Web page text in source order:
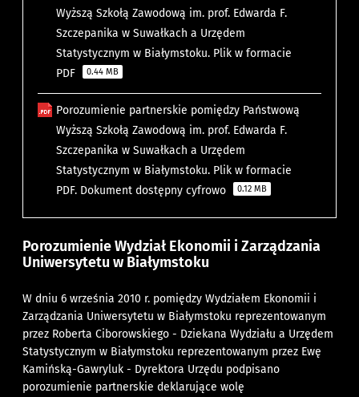
Wyższą Szkołą Zawodową im. prof. Edwarda F.
Szczepanika w Suwałkach a Urzędem
Statystycznym w Białymstoku. Plik w formacie
PDF
0.44 MB
Porozumienie partnerskie pomiędzy Państwową
Wyższą Szkołą Zawodową im. prof. Edwarda F.
Szczepanika w Suwałkach a Urzędem
Statystycznym w Białymstoku. Plik w formacie
PDF. Dokument dostępny cyfrowo
0.12 MB
Porozumienie Wydział Ekonomii i Zarządzania
Uniwersytetu w Białymstoku
W dniu 6 września 2010 r. pomiędzy Wydziałem Ekonomii i
Zarządzania Uniwersytetu w Białymstoku reprezentowanym
przez Roberta Ciborowskiego - Dziekana Wydziału a Urzędem
Statystycznym w Białymstoku reprezentowanym przez Ewę
Kamińską-Gawryluk - Dyrektora Urzędu podpisano
porozumienie partnerskie deklarujące wolę